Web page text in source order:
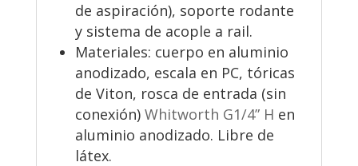
de aspiración), soporte rodante
y sistema de acople a rail.
Materiales: cuerpo en aluminio
anodizado, escala en PC, tóricas
de Viton, rosca de entrada (sin
conexión) Whitworth G1/4” H en
aluminio anodizado. Libre de
látex.